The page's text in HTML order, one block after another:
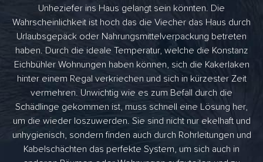
Unheziefer ins Haus gelangt sein könnten. Die
Wahrscheinlichkeit ist hoch das die Viecher das Haus durch
Urlaubsgepäck oder Nahrungsmittelverpackung betreten
haben. Durch die ideale Temperatur, welche die Konstanz
Eichbühler Wohnungen haben können, sich die Kakerlaken
hinter einem Regal verkriechen und sich in kürzester Zeit
vermehren. Unwichtig wie es zum Befall durch die
Schädlinge gekommen ist, muss schnell eine Lösung her,
um die wieder loszuwerden. Sie sind nicht nur ekelhaft und
unhygienisch, sondern finden auch durch Rohrleitungen und
Kabelschächten das perfekte System, um sich auch in